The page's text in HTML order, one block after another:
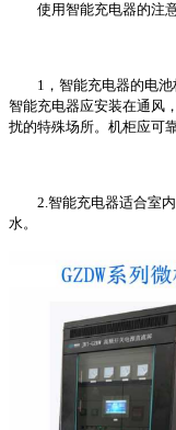
使用智能充电器的注
1，智能充电器的电池
智能充电器应安装在通风
扰的特殊场所。机柜应可
2.智能充电器适合室内
水。